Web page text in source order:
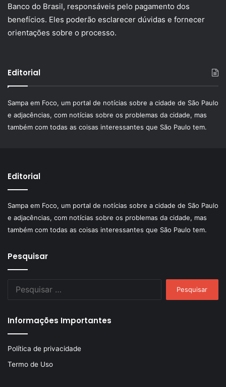
Banco do Brasil, responsáveis pelo pagamento dos
benefícios. Eles poderão esclarecer dúvidas e fornecer
orientações sobre o processo.
Editorial
Sampa em Foco, um portal de notícias sobre a cidade de São Paulo
e adjacências, com notícias sobre os problemas da cidade, mas
também com todas as coisas interessantes que São Paulo tem.
Editorial
Sampa em Foco, um portal de notícias sobre a cidade de São Paulo
e adjacências, com notícias sobre os problemas da cidade, mas
também com todas as coisas interessantes que São Paulo tem.
Pesquisar
Informações Importantes
Política de privacidade
Termo de Uso